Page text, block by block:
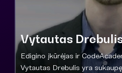
Vytautas
Edigino įkūrėjas ir
Vytautas Drebulis yra